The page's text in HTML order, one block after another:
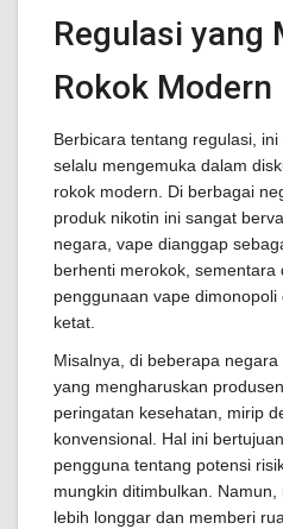
Regulasi yang
Rokok Modern
Berbicara tentang regulasi,
selalu mengemuka dalam
rokok modern. Di berbagai
produk nikotin ini sangat
negara, vape dianggap
berhenti merokok, sementara
penggunaan vape
ketat.
Misalnya, di beberapa
yang mengharuskan
peringatan kesehatan, mirip
konvensional. Hal ini
pengguna tentang potensi
mungkin ditimbulkan.
lebih longgar dan memberi